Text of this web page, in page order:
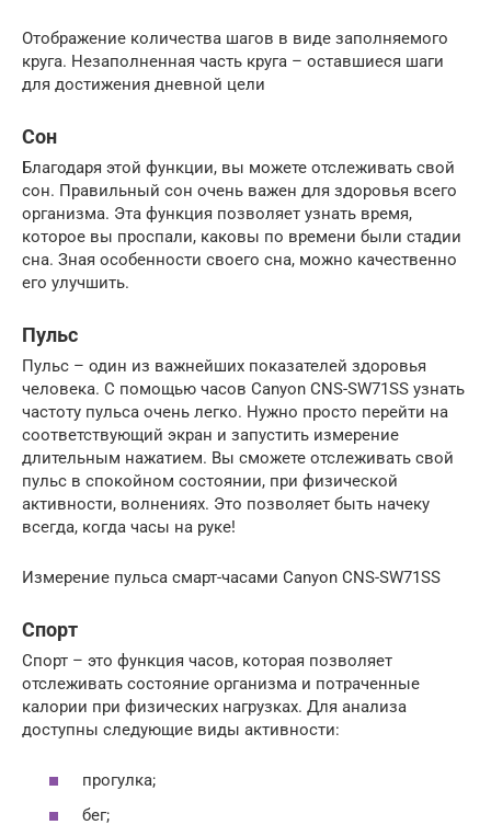
Отображение количества шагов в виде заполняемого
круга. Незаполненная часть круга – оставшиеся шаги
для достижения дневной цели
Сон
Благодаря этой функции, вы можете отслеживать свой
сон. Правильный сон очень важен для здоровья всего
организма. Эта функция позволяет узнать время,
которое вы проспали, каковы по времени были стадии
сна. Зная особенности своего сна, можно качественно
его улучшить.
Пульс
Пульс – один из важнейших показателей здоровья
человека. С помощью часов Canyon CNS-SW71SS узнать
частоту пульса очень легко. Нужно просто перейти на
соответствующий экран и запустить измерение
длительным нажатием. Вы сможете отслеживать свой
пульс в спокойном состоянии, при физической
активности, волнениях. Это позволяет быть начеку
всегда, когда часы на руке!
Измерение пульса смарт-часами Canyon CNS-SW71SS
Спорт
Спорт – это функция часов, которая позволяет
отслеживать состояние организма и потраченные
калории при физических нагрузках. Для анализа
доступны следующие виды активности:
прогулка;
бег;